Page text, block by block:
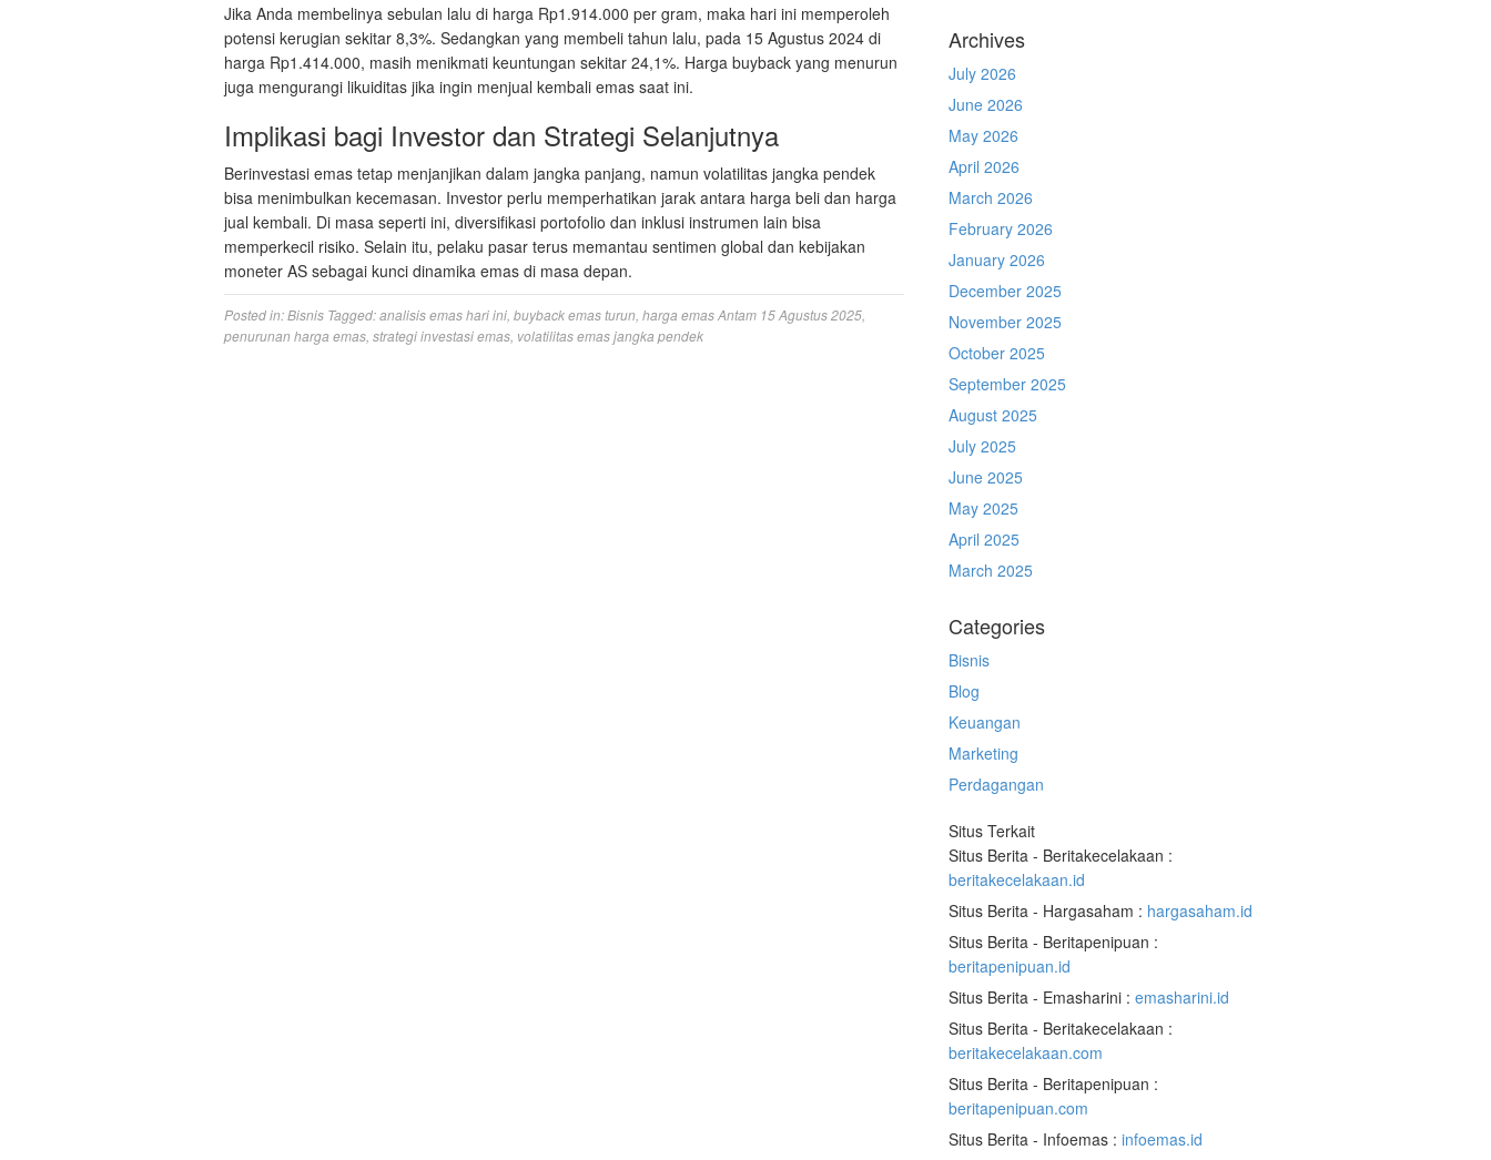
Jika Anda membelinya sebulan lalu di harga Rp1.914.000 per gram, maka hari ini memperoleh
potensi kerugian sekitar 8,3%. Sedangkan yang membeli tahun lalu, pada 15 Agustus 2024 di
harga Rp1.414.000, masih menikmati keuntungan sekitar 24,1%. Harga buyback yang menurun
juga mengurangi likuiditas jika ingin menjual kembali emas saat ini.
Implikasi bagi Investor dan Strategi Selanjutnya
Berinvestasi emas tetap menjanjikan dalam jangka panjang, namun volatilitas jangka pendek
bisa menimbulkan kecemasan. Investor perlu memperhatikan jarak antara harga beli dan harga
jual kembali. Di masa seperti ini, diversifikasi portofolio dan inklusi instrumen lain bisa
memperkecil risiko. Selain itu, pelaku pasar terus memantau sentimen global dan kebijakan
moneter AS sebagai kunci dinamika emas di masa depan.
Posted in:Bisnis Tagged:analisis emas hari ini buyback emas turun harga emas Antam 15 Agustus 2025
penurunan harga emas strategi investasi emas volatilitas emas jangka pendek
Archives
July 2026
June 2026
May 2026
April 2026
March 2026
February 2026
January 2026
December 2025
November 2025
October 2025
September 2025
August 2025
July 2025
June 2025
May 2025
April 2025
March 2025
Categories
Bisnis
Blog
Keuangan
Marketing
Perdagangan
Situs Terkait
Situs Berita - Beritakecelakaan :
beritakecelakaan.id
Situs Berita - Hargasaham : hargasaham.id
Situs Berita - Beritapenipuan :
beritapenipuan.id
Situs Berita - Emasharini :emasharini.id
Situs Berita - Beritakecelakaan :
beritakecelakaan.com
Situs Berita - Beritapenipuan :
beritapenipuan.com
Situs Berita - Infoemas :infoemas.id